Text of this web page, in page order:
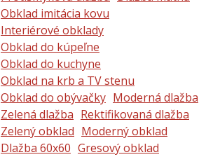
Obklad imitácia kovu
Interiérové obklady
Obklad do kúpeľne
Obklad do kuchyne
Obklad na krb a TV stenu
Obklad do obývačky Moderná dlažba
Zelená dlažba Rektifikovaná dlažba
Zelený obklad Moderný obklad
Dlažba 60x60 Gresový obklad